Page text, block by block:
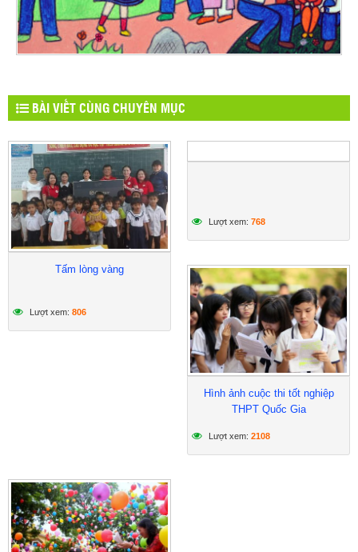
BÀI VIẾT CÙNG CHUYÊN MỤC
Tấm lòng vàng
Lượt xem: 806
Lượt xem: 768
Hình ảnh cuộc thi tốt nghiệp
THPT Quốc Gia
Lượt xem: 2108